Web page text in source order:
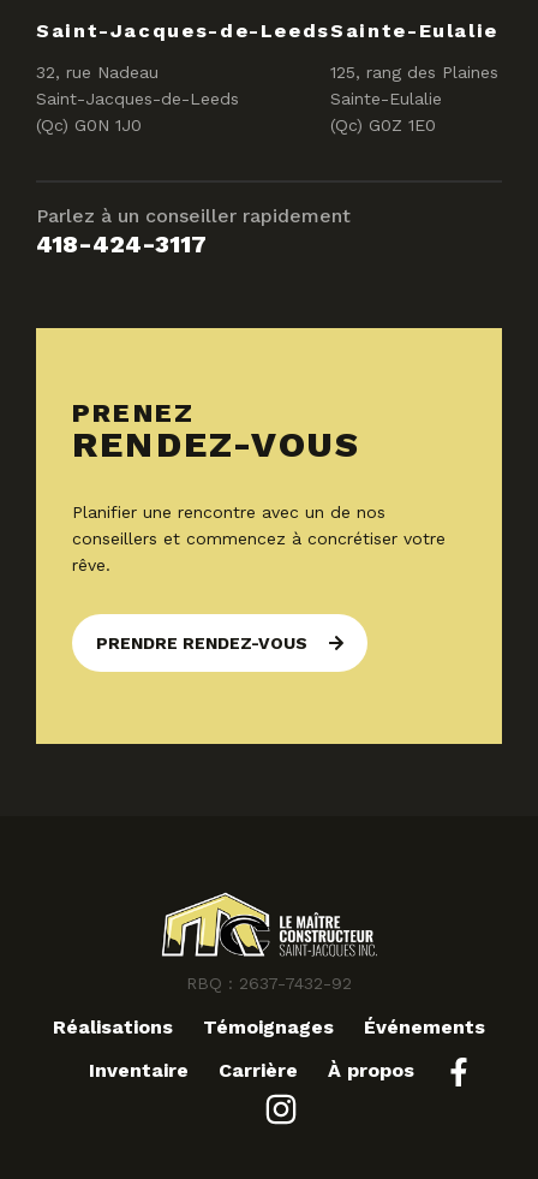
Saint-Jacques-de-Leeds
32, rue Nadeau
Saint-Jacques-de-Leeds
(Qc) G0N 1J0
Sainte-Eulalie
125, rang des Plaines
Sainte-Eulalie
(Qc) G0Z 1E0
Parlez à un conseiller rapidement
418-424-3117
PRENEZ
RENDEZ-VOUS
Planifier une rencontre avec un de nos
conseillers et commencez à concrétiser votre
rêve.
PRENDRE RENDEZ-VOUS
RBQ : 2637-7432-92
Réalisations Témoignages
Événements
Inventaire
Carrière À propos